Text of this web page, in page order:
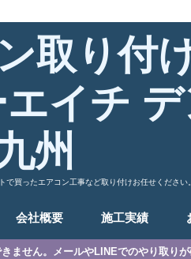
取り付
イチ デ
州
買ったエアコン工事など取り付けお任せください。
会社概要 施工実績
ません。メールやLINEでのやり取りが